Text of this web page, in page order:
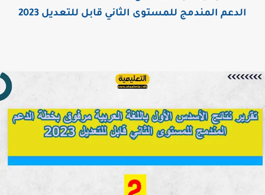
الدعم المندمج للمستوى الثاني قابل للتعديل 2023